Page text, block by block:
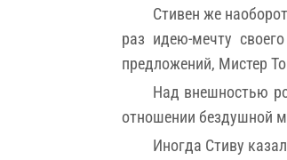
Стивен же
раз идею-мечту
предложений, Мистер
Над внешностью
отношении бездушной
Иногда Стиву